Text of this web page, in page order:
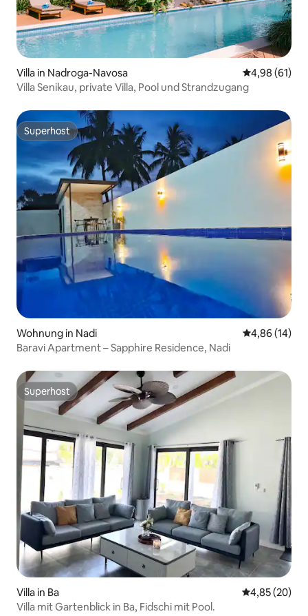
Villa in Nadroga-Navosa
4,98 (61)
Villa Senikau, private Villa, Pool und Strandzugang
Superhost
Superhost
Wohnung in Nadi
4,86 (14)
Baravi Apartment – Sapphire Residence, Nadi
Superhost
Superhost
Villa in Ba
4,85 (20)
Villa mit Gartenblick in Ba, Fidschi mit Pool.